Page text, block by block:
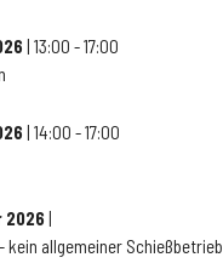
| 13:00 - 17:00
| 14:00 - 17:00
2026 |
kein allgemeiner Schießbetrieb